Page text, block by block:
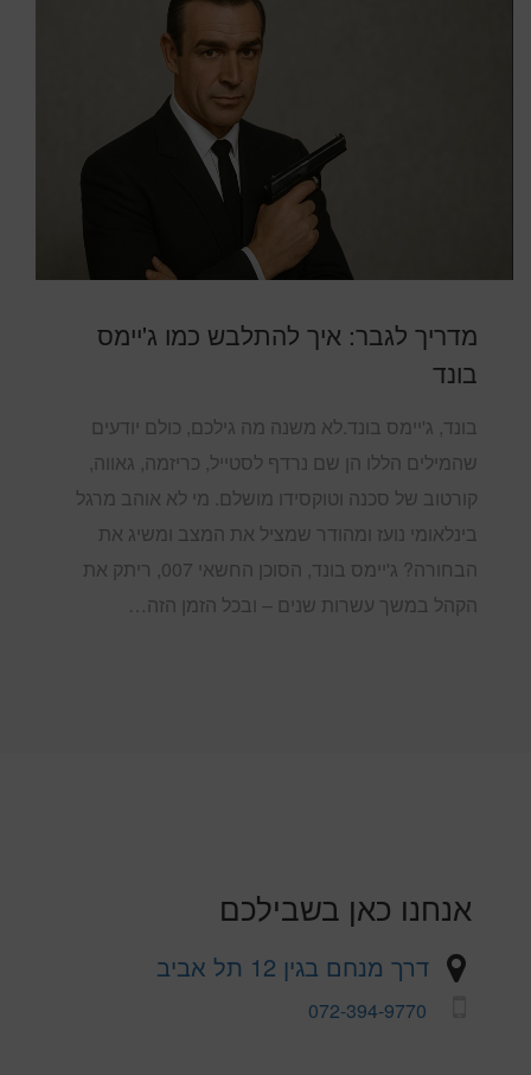
מדריך לגבר: איך להתלבש כמו ג'יימס
בונד
בונד, ג'יימס בונד.לא משנה מה גילכם, כולם יודעים
שהמילים הללו הן שם נרדף לסטייל, כריזמה, גאווה,
קורטוב של סכנה וטוקסידו מושלם. מי לא אוהב מרגל
בינלאומי נועז ומהודר שמציל את המצב ומשיג את
הבחורה? ג'יימס בונד, הסוכן החשאי 007, ריתק את
הקהל במשך עשרות שנים – ובכל הזמן הזה…
אנחנו כאן בשבילכם
דרך מנחם בגין 12 תל אביב
072-394-9770